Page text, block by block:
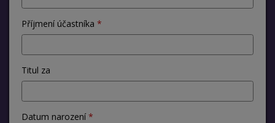
Příjmení účastníka
Titul za
Datum narození